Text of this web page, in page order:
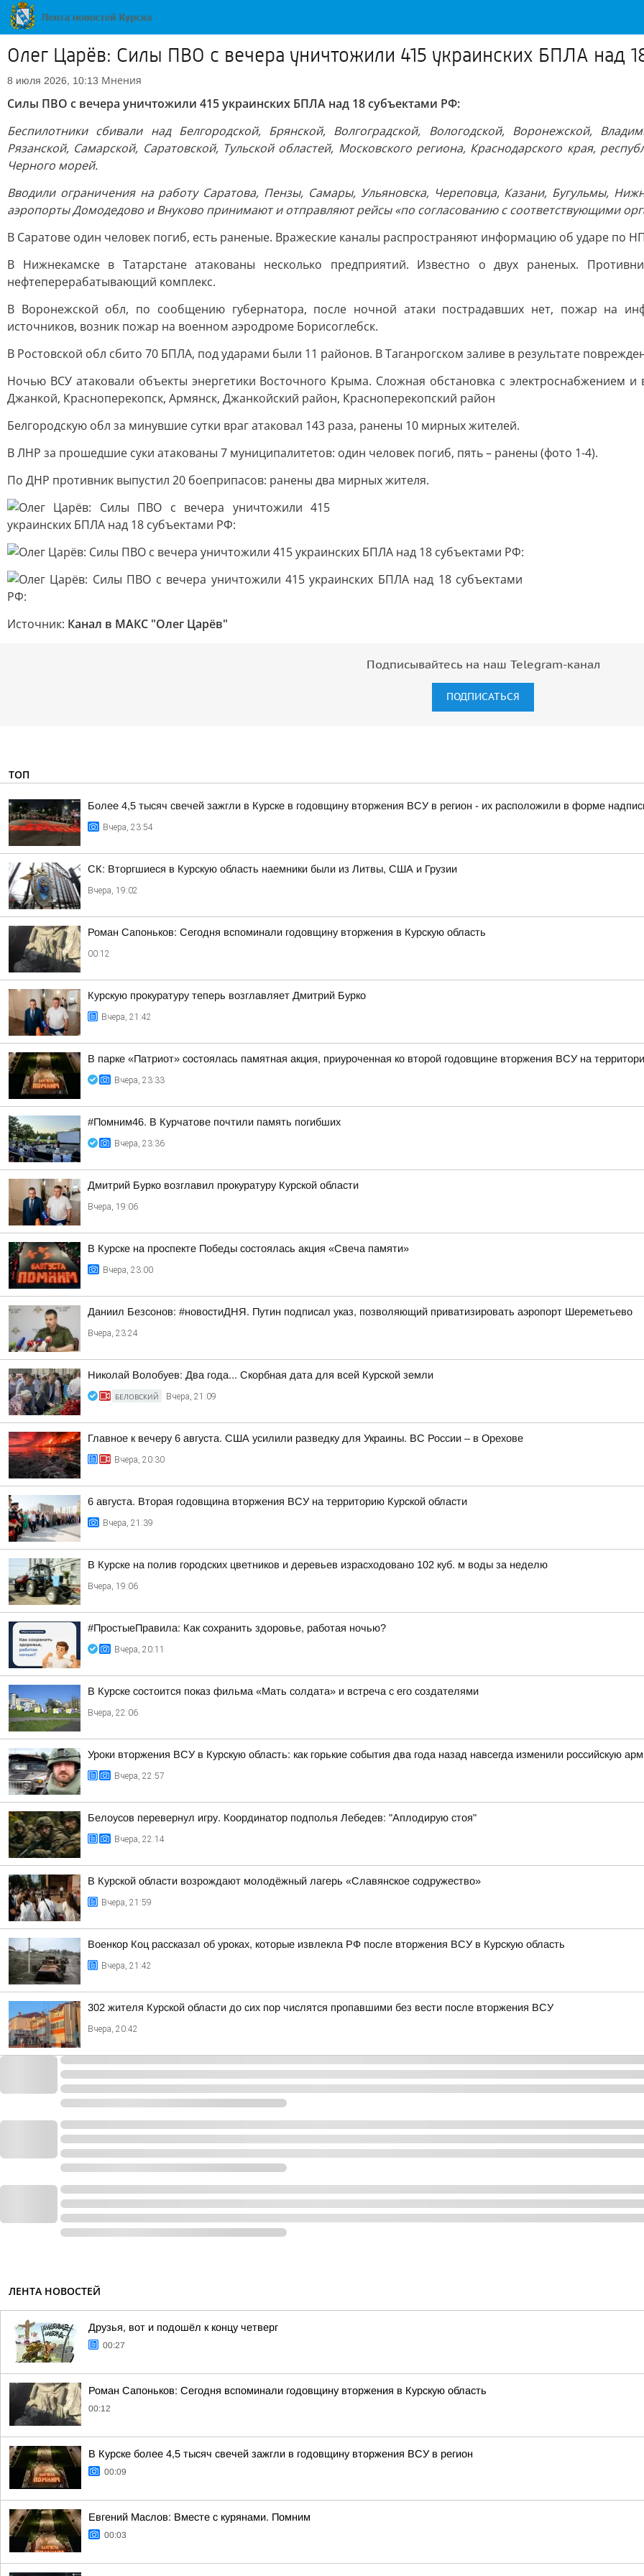
Олег Царёв: Силы ПВО с вечера уничтожили 415 украинских БПЛА над
8 июля 2026, 10:13 Мнения
Силы ПВО с вечера уничтожили 415 украинских БПЛА над 18 субъектами РФ:
Беспилотники сбивали над Белгородской, Брянской, Волгоградской, Вологодской, Воронежской,
Рязанской, Самарской, Саратовской, Тульской областей, Московского региона, Краснодарского края,
Черного морей.
Вводили ограничения на работу Саратова, Пензы, Самары, Ульяновска, Череповца, Казани, Бугульмы,
аэропорты Домодедово и Внуково принимают и отправляют рейсы «по согласованию с соответствующими
В Саратове один человек погиб, есть раненые. Вражеские каналы распространяют информацию об ударе по
В Нижнекамске в Татарстане атакованы несколько предприятий. Известно о двух раненых.
нефтеперерабатывающий комплекс.
В Воронежской обл, по сообщению губернатора, после ночной атаки пострадавших нет, пожар на
источников, возник пожар на военном аэродроме Борисоглебск.
В Ростовской обл сбито 70 БПЛА, под ударами были 11 районов. В Таганрогском заливе в результате
Ночью ВСУ атаковали объекты энергетики Восточного Крыма. Сложная обстановка с электроснабжением
Джанкой, Красноперекопск, Армянск, Джанкойский район, Красноперекопский район
Белгородскую обл за минувшие сутки враг атаковал 143 раза, ранены 10 мирных жителей.
В ЛНР за прошедшие суки атакованы 7 муниципалитетов: один человек погиб, пять – ранены (фото 1-4).
По ДНР противник выпустил 20 боеприпасов: ранены два мирных жителя.
Источник: Канал в МАКС "Олег Царёв"
Подписывайтесь на наш Telegram-канал
ПОДПИСАТЬСЯ
ТОП
Более 4,5 тысяч свечей зажгли в Курске в годовщину вторжения ВСУ в регион - их расположили в форме
Вчера, 23:54
СК: Вторгшиеся в Курскую область наемники были из Литвы, США и Грузии
Вчера, 19:02
Роман Сапоньков: Сегодня вспоминали годовщину вторжения в Курскую область
00:12
Курскую прокуратуру теперь возглавляет Дмитрий Бурко
Вчера, 21:42
В парке «Патриот» состоялась памятная акция, приуроченная ко второй годовщине вторжения ВСУ на
Вчера, 23:33
#Помним46. В Курчатове почтили память погибших
Вчера, 23:36
Дмитрий Бурко возглавил прокуратуру Курской области
Вчера, 19:06
В Курске на проспекте Победы состоялась акция «Свеча памяти»
Вчера, 23:00
Даниил Безсонов: #новостиДНЯ. Путин подписал указ, позволяющий приватизировать аэропорт Шереметьево
Вчера, 23:24
Николай Волобуев: Два года... Скорбная дата для всей Курской земли
БЕЛОВСКИЙ Вчера, 21:09
Главное к вечеру 6 августа. США усилили разведку для Украины. ВС России – в Орехове
Вчера, 20:30
6 августа. Вторая годовщина вторжения ВСУ на территорию Курской области
Вчера, 21:39
В Курске на полив городских цветников и деревьев израсходовано 102 куб. м воды за неделю
Вчера, 19:06
#ПростыеПравила: Как сохранить здоровье, работая ночью?
Вчера, 20:11
В Курске состоится показ фильма «Мать солдата» и встреча с его создателями
Вчера, 22:06
Уроки вторжения ВСУ в Курскую область: как горькие события два года назад навсегда изменили российскую
Вчера, 22:57
Белоусов перевернул игру. Координатор подполья Лебедев: "Аплодирую стоя"
Вчера, 22:14
В Курской области возрождают молодёжный лагерь «Славянское содружество»
Вчера, 21:59
Военкор Коц рассказал об уроках, которые извлекла РФ после вторжения ВСУ в Курскую область
Вчера, 21:42
302 жителя Курской области до сих пор числятся пропавшими без вести после вторжения ВСУ
Вчера, 20:42
ЛЕНТА НОВОСТЕЙ
Друзья, вот и подошёл к концу четверг
00:27
Роман Сапоньков: Сегодня вспоминали годовщину вторжения в Курскую область
00:12
В Курске более 4,5 тысяч свечей зажгли в годовщину вторжения ВСУ в регион
00:09
Евгений Маслов: Вместе с курянами. Помним
00:03